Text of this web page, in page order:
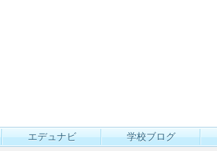
エデュナビ 学校ブログ